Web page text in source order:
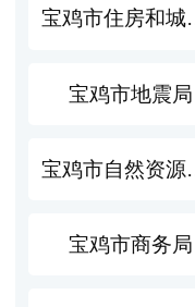
宝鸡
宝鸡市地震局
宝鸡
宝鸡市商务局